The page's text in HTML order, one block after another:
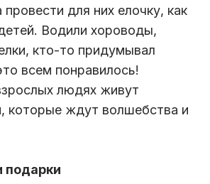
для них елочку, как
Водили хороводы,
кто-то придумывал
всем понравилось!
людях живут
которые ждут волшебства и
подарки